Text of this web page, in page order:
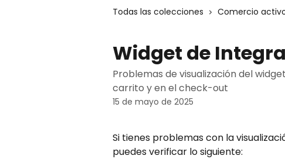
Todas las colecciones Comercio
Widget de
Problemas de visualización del
carrito y en el check-out
15 de mayo de 2025
Si tienes problemas con la
puedes verificar lo siguiente: